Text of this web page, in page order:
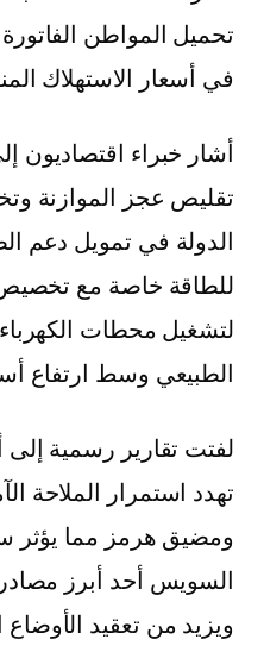
تحميل المواطن
في أسعار الاستهلاك
أشار خبراء اقتصاديون
تقليص عجز الموازنة
الدولة في تمويل دعم
لتشغيل محطات الكهرباء
الطبيعي وسط ارتفاع
لفتت تقارير رسمية إلى
تهدد استمرار الملاحة
ومضيق هرمز مما يؤثر
السويس أحد أبرز مصادر
ويزيد من تعقيد الأوضاع